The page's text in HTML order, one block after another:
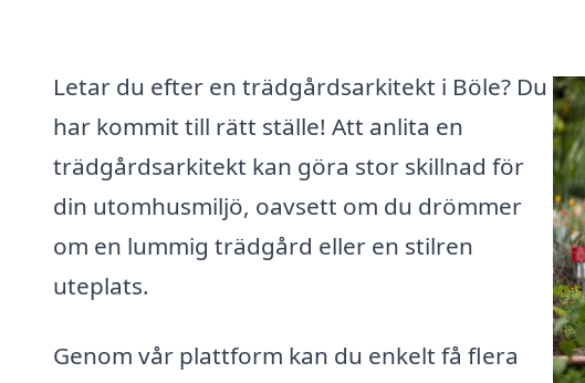
Letar du efter en trädgårdsarkitekt i Böle? Du
har kommit till rätt ställe! Att anlita en
trädgårdsarkitekt kan göra stor skillnad för
din utomhusmiljö, oavsett om du drömmer
om en lummig trädgård eller en stilren
uteplats.
Genom vår plattform kan du enkelt få flera